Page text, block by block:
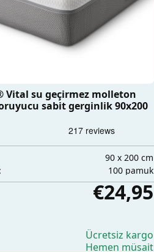
Vital su geçirmez molleton
sabit gerginlik 90x200
90 x 200 cm
100 pamuk
€24,95
Ücretsiz kargo
Hemen müsait